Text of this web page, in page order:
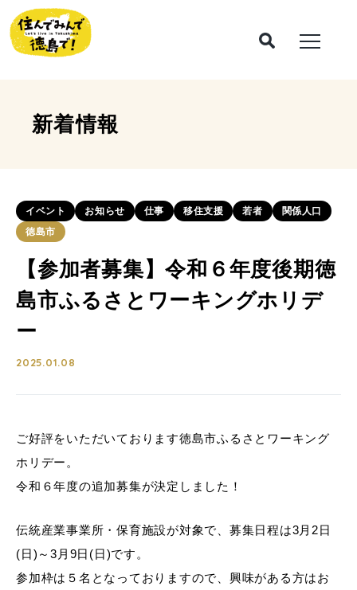
新着情報
イベント お知らせ 仕事 移住支援 若者
関係人口
徳島市
【参加者募集】令和６年度後期徳
島市ふるさとワーキングホリデ
ー
2025.01.08
ご好評をいただいております徳島市ふるさとワーキング
ホリデー。
令和６年度の追加募集が決定しました！
伝統産業事業所・保育施設が対象で、募集日程は3月2日
(日)～3月9日(日)です。
参加枠は５名となっておりますので、興味がある方はお